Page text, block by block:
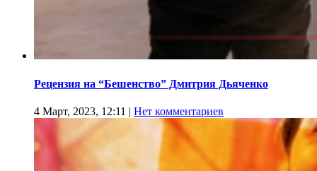
Рецензия на “Бешенство” Дмитрия Дьяченко
4 Март, 2023, 12:11 | Нет комментариев